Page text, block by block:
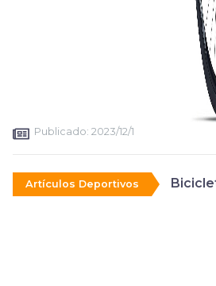
Publicado: 2023/12/1
Artículos Deportivos